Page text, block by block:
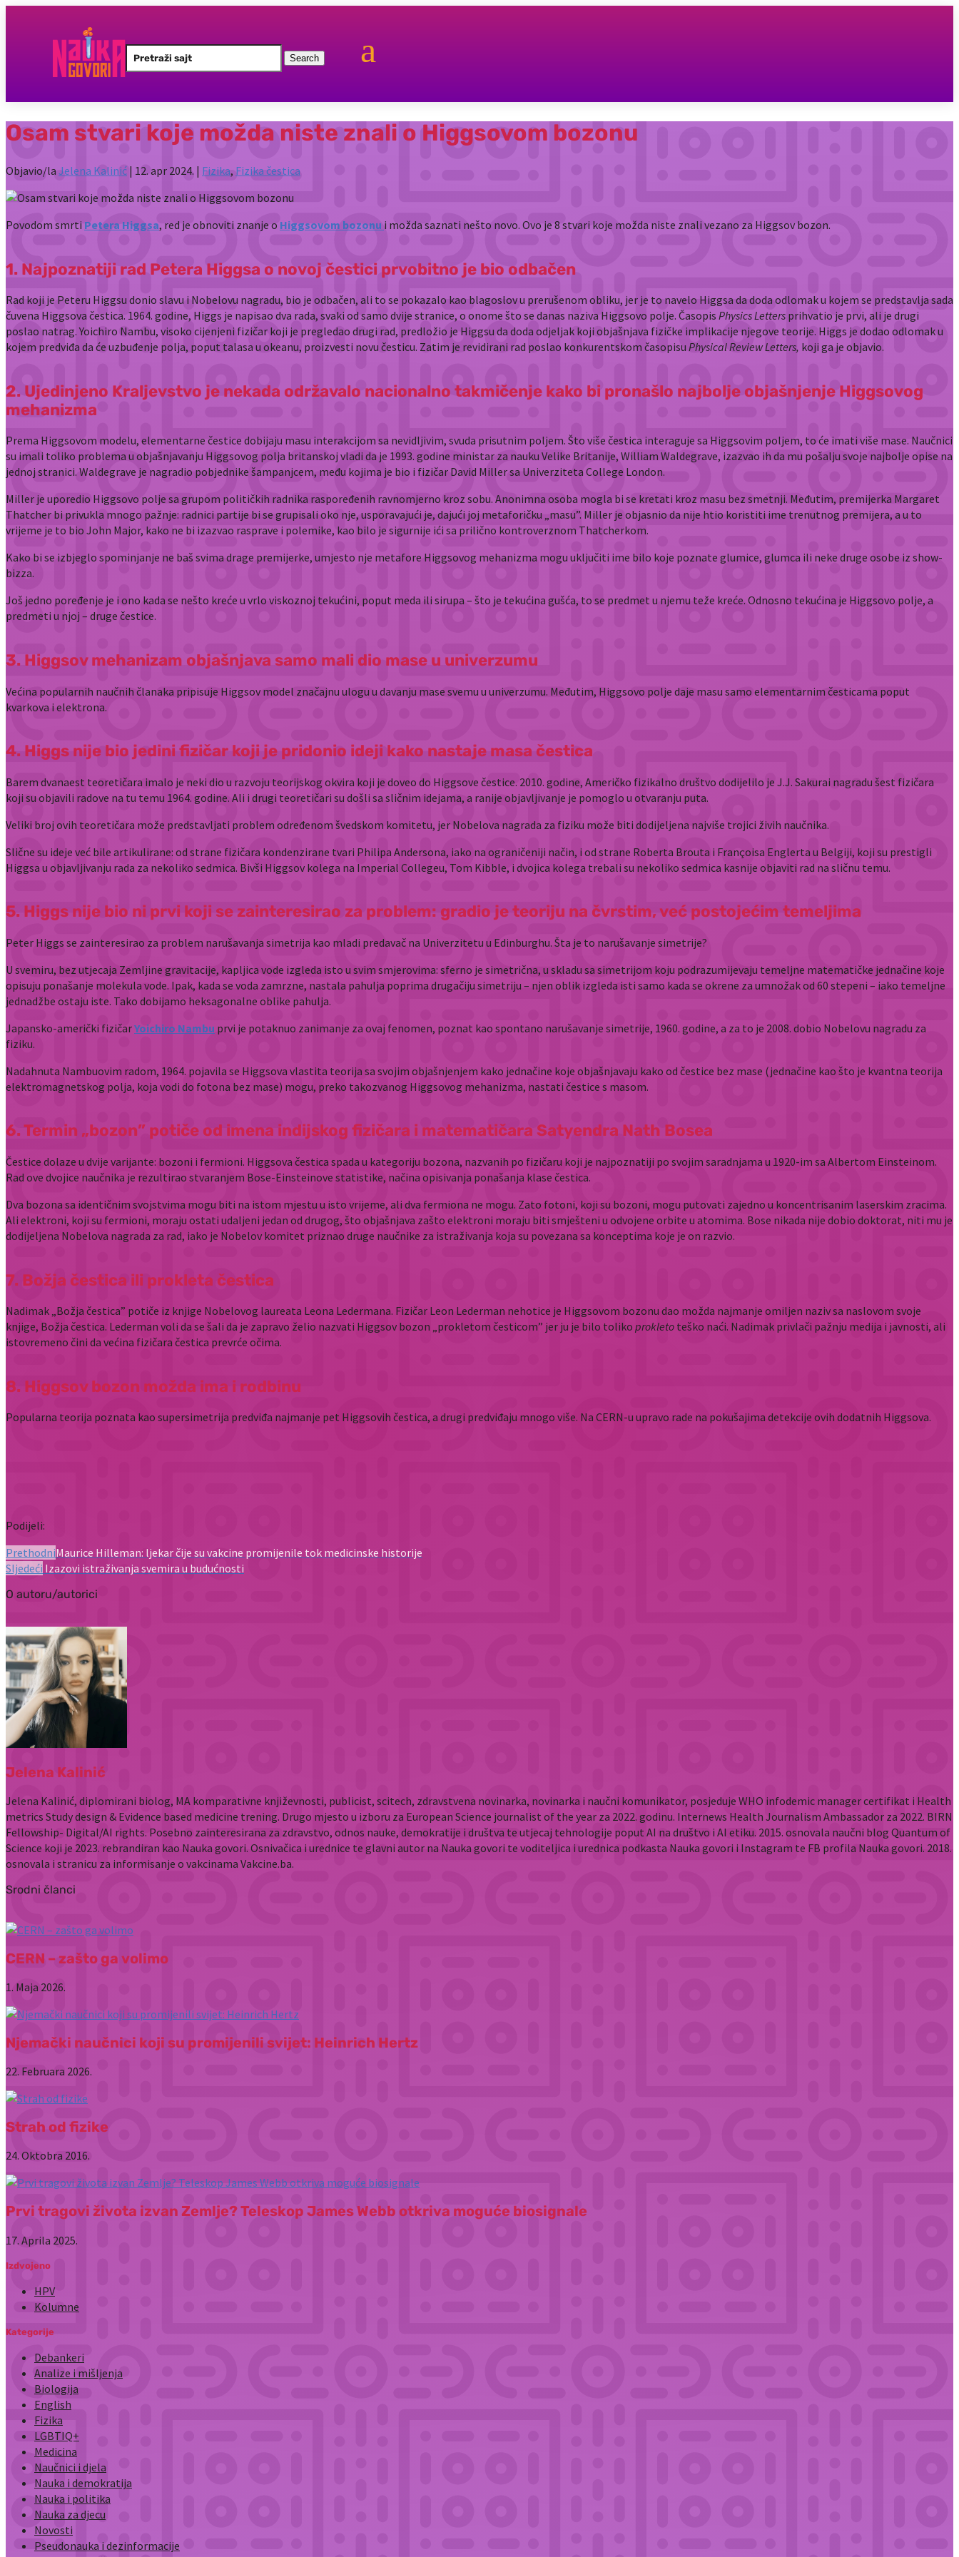
Search
for:
a
Osam stvari koje možda niste znali o Higgsovom bozonu
Objavio/laJelena Kalinić | 12. apr 2024. | Fizika, Fizika čestica
Povodom smrti Petera Higgsa, red je obnoviti znanje o Higgsovom bozonu i možda saznati nešto novo. Ovo je 8 stvari koje možda niste znali vezano za Higgsov bozon.
1. Najpoznatiji rad Petera Higgsa o novoj čestici prvobitno je bio odbačen
Rad koji je Peteru Higgsu donio slavu i Nobelovu nagradu, bio je odbačen, ali to se pokazalo kao blagoslov u prerušenom obliku, jer je to navelo Higgsa da doda odlomak u kojem se predstavlja sada
čuvena Higgsova čestica. 1964. godine, Higgs je napisao dva rada, svaki od samo dvije stranice, o onome što se danas naziva Higgsovo polje. Časopis Physics Letters prihvatio je prvi, ali je drugi
poslao natrag. Yoichiro Nambu, visoko cijenjeni fizičar koji je pregledao drugi rad, predložio je Higgsu da doda odjeljak koji objašnjava fizičke implikacije njegove teorije. Higgs je dodao odlomak u
kojem predviđa da će uzbuđenje polja, poput talasa u okeanu, proizvesti novu česticu. Zatim je revidirani rad poslao konkurentskom časopisu Physical Review Letters, koji ga je objavio.
2. Ujedinjeno Kraljevstvo je nekada održavalo nacionalno takmičenje kako bi pronašlo najbolje objašnjenje Higgsovog
mehanizma
Prema Higgsovom modelu, elementarne čestice dobijaju masu interakcijom sa nevidljivim, svuda prisutnim poljem. Što više čestica interaguje sa Higgsovim poljem, to će imati više mase. Naučnici
su imali toliko problema u objašnjavanju Higgsovog polja britanskoj vladi da je 1993. godine ministar za nauku Velike Britanije, William Waldegrave, izazvao ih da mu pošalju svoje najbolje opise na
jednoj stranici. Waldegrave je nagradio pobjednike šampanjcem, među kojima je bio i fizičar David Miller sa Univerziteta College London.
Miller je uporedio Higgsovo polje sa grupom političkih radnika raspoređenih ravnomjerno kroz sobu. Anonimna osoba mogla bi se kretati kroz masu bez smetnji. Međutim, premijerka Margaret
Thatcher bi privukla mnogo pažnje: radnici partije bi se grupisali oko nje, usporavajući je, dajući joj metaforičku „masu”. Miller je objasnio da nije htio koristiti ime trenutnog premijera, a u to
vrijeme je to bio John Major, kako ne bi izazvao rasprave i polemike, kao bilo je sigurnije ići sa prilično kontroverznom Thatcherkom.
Kako bi se izbjeglo spominjanje ne baš svima drage premijerke, umjesto nje metafore Higgsovog mehanizma mogu uključiti ime bilo koje poznate glumice, glumca ili neke druge osobe iz show-
bizza.
Još jedno poređenje je i ono kada se nešto kreće u vrlo viskoznoj tekućini, poput meda ili sirupa – što je tekućina gušća, to se predmet u njemu teže kreće. Odnosno tekućina je Higgsovo polje, a
predmeti u njoj – druge čestice.
3. Higgsov mehanizam objašnjava samo mali dio mase u univerzumu
Većina popularnih naučnih članaka pripisuje Higgsov model značajnu ulogu u davanju mase svemu u univerzumu. Međutim, Higgsovo polje daje masu samo elementarnim česticama poput
kvarkova i elektrona.
4. Higgs nije bio jedini fizičar koji je pridonio ideji kako nastaje masa čestica
Barem dvanaest teoretičara imalo je neki dio u razvoju teorijskog okvira koji je doveo do Higgsove čestice. 2010. godine, Američko fizikalno društvo dodijelilo je J.J. Sakurai nagradu šest fizičara
koji su objavili radove na tu temu 1964. godine. Ali i drugi teoretičari su došli sa sličnim idejama, a ranije objavljivanje je pomoglo u otvaranju puta.
Veliki broj ovih teoretičara može predstavljati problem određenom švedskom komitetu, jer Nobelova nagrada za fiziku može biti dodijeljena najviše trojici živih naučnika.
Slične su ideje već bile artikulirane: od strane fizičara kondenzirane tvari Philipa Andersona, iako na ograničeniji način, i od strane Roberta Brouta i Françoisa Englerta u Belgiji, koji su prestigli
Higgsa u objavljivanju rada za nekoliko sedmica. Bivši Higgsov kolega na Imperial Collegeu, Tom Kibble, i dvojica kolega trebali su nekoliko sedmica kasnije objaviti rad na sličnu temu.
5. Higgs nije bio ni prvi koji se zainteresirao za problem: gradio je teoriju na čvrstim, već postojećim temeljima
Peter Higgs se zainteresirao za problem narušavanja simetrija kao mladi predavač na Univerzitetu u Edinburghu. Šta je to narušavanje simetrije?
U svemiru, bez utjecaja Zemljine gravitacije, kapljica vode izgleda isto u svim smjerovima: sferno je simetrična, u skladu sa simetrijom koju podrazumijevaju temeljne matematičke jednačine koje
opisuju ponašanje molekula vode. Ipak, kada se voda zamrzne, nastala pahulja poprima drugačiju simetriju – njen oblik izgleda isti samo kada se okrene za umnožak od 60 stepeni – iako temeljne
jednadžbe ostaju iste. Tako dobijamo heksagonalne oblike pahulja.
Japansko-američki fizičarYoichiro Nambu prvi je potaknuo zanimanje za ovaj fenomen, poznat kao spontano narušavanje simetrije, 1960. godine, a za to je 2008. dobio Nobelovu nagradu za
fiziku.
Nadahnuta Nambuovim radom, 1964. pojavila se Higgsova vlastita teorija sa svojim objašnjenjem kako jednačine koje objašnjavaju kako od čestice bez mase (jednačine kao što je kvantna teorija
elektromagnetskog polja, koja vodi do fotona bez mase) mogu, preko takozvanog Higgsovog mehanizma, nastati čestice s masom.
6. Termin „bozon” potiče od imena indijskog fizičara i matematičara Satyendra Nath Bosea
Čestice dolaze u dvije varijante: bozoni i fermioni. Higgsova čestica spada u kategoriju bozona, nazvanih po fizičaru koji je najpoznatiji po svojim saradnjama u 1920-im sa Albertom Einsteinom.
Rad ove dvojice naučnika je rezultirao stvaranjem Bose-Einsteinove statistike, načina opisivanja ponašanja klase čestica.
Dva bozona sa identičnim svojstvima mogu biti na istom mjestu u isto vrijeme, ali dva fermiona ne mogu. Zato fotoni, koji su bozoni, mogu putovati zajedno u koncentrisanim laserskim zracima.
Ali elektroni, koji su fermioni, moraju ostati udaljeni jedan od drugog, što objašnjava zašto elektroni moraju biti smješteni u odvojene orbite u atomima. Bose nikada nije dobio doktorat, niti mu je
dodijeljena Nobelova nagrada za rad, iako je Nobelov komitet priznao druge naučnike za istraživanja koja su povezana sa konceptima koje je on razvio.
7. Božja čestica ili prokleta čestica
Nadimak „Božja čestica” potiče iz knjige Nobelovog laureata Leona Ledermana. Fizičar Leon Lederman nehotice je Higgsovom bozonu dao možda najmanje omiljen naziv sa naslovom svoje
knjige, Božja čestica. Lederman voli da se šali da je zapravo želio nazvati Higgsov bozon „prokletom česticom” jer ju je bilo toliko prokleto teško naći. Nadimak privlači pažnju medija i javnosti, ali
istovremeno čini da većina fizičara čestica prevrće očima.
8. Higgsov bozon možda ima i rodbinu
Popularna teorija poznata kao supersimetrija predviđa najmanje pet Higgsovih čestica, a drugi predviđaju mnogo više. Na CERN-u upravo rade na pokušajima detekcije ovih dodatnih Higgsova.
Podijeli:
PrethodniMaurice Hilleman: ljekar čije su vakcine promijenile tok medicinske historije
Sljedeći Izazovi istraživanja svemira u budućnosti
O autoru/autorici
Jelena Kalinić
Jelena Kalinić, diplomirani biolog, MA komparativne književnosti, publicist, scitech, zdravstvena novinarka, novinarka i naučni komunikator, posjeduje WHO infodemic manager certifikat i Health
metrics Study design & Evidence based medicine trening. Drugo mjesto u izboru za European Science journalist of the year za 2022. godinu. Internews Health Journalism Ambassador za 2022. BIRN
Fellowship- Digital/AI rights. Posebno zainteresirana za zdravstvo, odnos nauke, demokratije i društva te utjecaj tehnologije poput AI na društvo i AI etiku. 2015. osnovala naučni blog Quantum of
Science koji je 2023. rebrandiran kao Nauka govori. Osnivačica i urednice te glavni autor na Nauka govori te voditeljica i urednica podkasta Nauka govori i Instagram te FB profila Nauka govori. 2018.
osnovala i stranicu za informisanje o vakcinama Vakcine.ba.
Srodni članci
CERN – zašto ga volimo
1. Maja 2026.
Njemački naučnici koji su promijenili svijet: Heinrich Hertz
22. Februara 2026.
Strah od fizike
24. Oktobra 2016.
Prvi tragovi života izvan Zemlje? Teleskop James Webb otkriva moguće biosignale
17. Aprila 2025.
Izdvojeno
HPV
Kolumne
Kategorije
Debankeri
Analize i mišljenja
Biologija
English
Fizika
LGBTIQ+
Medicina
Naučnici i djela
Nauka i demokratija
Nauka i politika
Nauka za djecu
Novosti
Pseudonauka i dezinformacije